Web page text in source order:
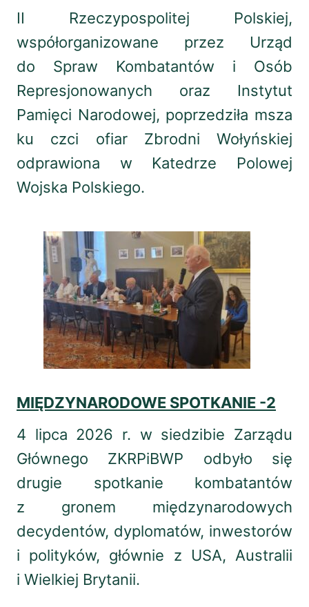
II Rzeczypospolitej Polskiej,
współorganizowane przez Urząd
do Spraw Kombatantów i Osób
Represjonowanych oraz Instytut
Pamięci Narodowej, poprzedziła msza
ku czci ofiar Zbrodni Wołyńskiej
odprawiona w Katedrze Polowej
Wojska Polskiego.
MIĘDZYNARODOWE SPOTKANIE -2
4 lipca 2026 r. w siedzibie Zarządu
Głównego ZKRPiBWP odbyło się
drugie spotkanie kombatantów
z gronem międzynarodowych
decydentów, dyplomatów, inwestorów
i polityków, głównie z USA, Australii
i Wielkiej Brytanii.